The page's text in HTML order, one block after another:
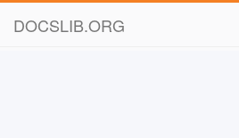
DOCSLIB.ORG